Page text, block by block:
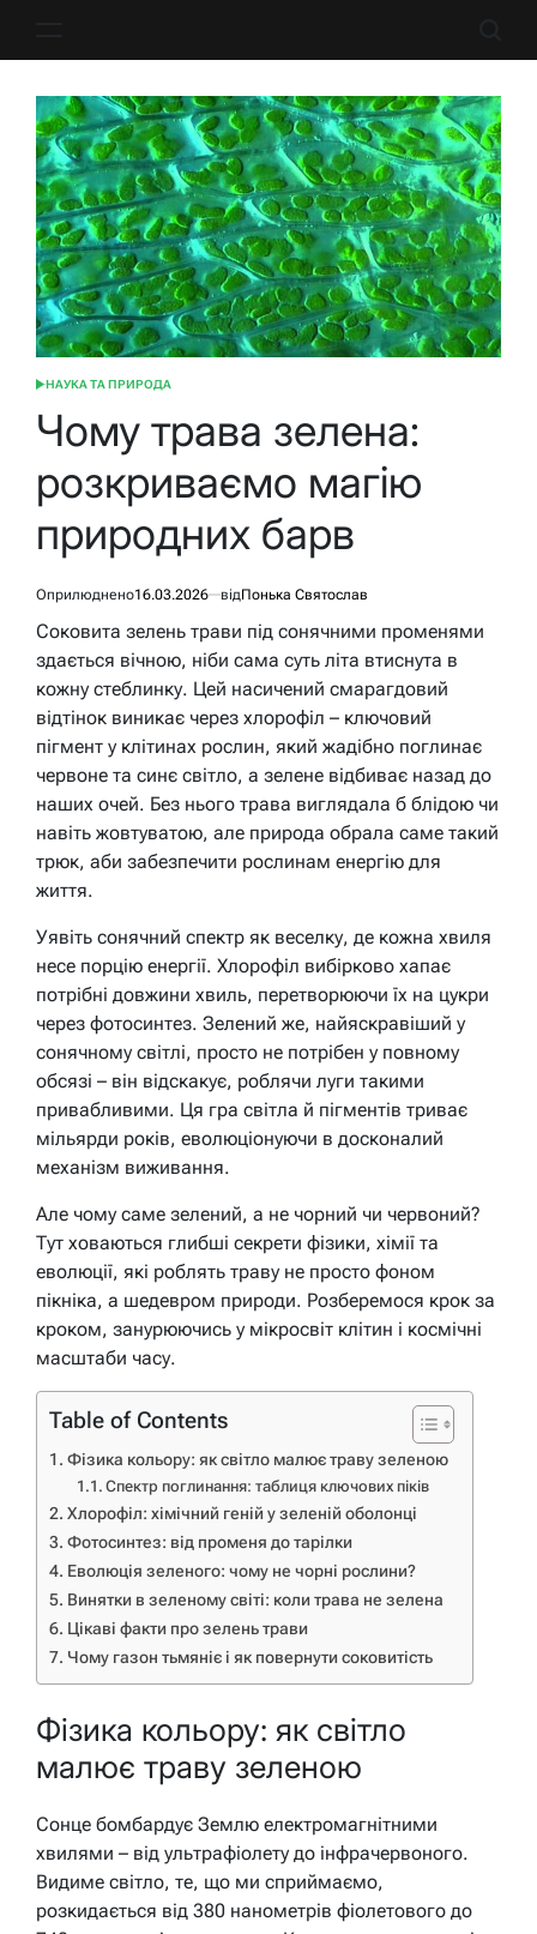
ОПУБЛІКУВАТИ
НАУКА ТА ПРИРОДА
Чому трава зелена:
розкриваємо магію
природних барв
Оприлюднено16.03.2026 відПонька Святослав
Соковита зелень трави під сонячними променями
здається вічною, ніби сама суть літа втиснута в
кожну стеблинку. Цей насичений смарагдовий
відтінок виникає через хлорофіл – ключовий
пігмент у клітинах рослин, який жадібно поглинає
червоне та синє світло, а зелене відбиває назад до
наших очей. Без нього трава виглядала б блідою чи
навіть жовтуватою, але природа обрала саме такий
трюк, аби забезпечити рослинам енергію для
життя.
Уявіть сонячний спектр як веселку, де кожна хвиля
несе порцію енергії. Хлорофіл вибірково хапає
потрібні довжини хвиль, перетворюючи їх на цукри
через фотосинтез. Зелений же, найяскравіший у
сонячному світлі, просто не потрібен у повному
обсязі – він відскакує, роблячи луги такими
привабливими. Ця гра світла й пігментів триває
мільярди років, еволюціонуючи в досконалий
механізм виживання.
Але чому саме зелений, а не чорний чи червоний?
Тут ховаються глибші секрети фізики, хімії та
еволюції, які роблять траву не просто фоном
пікніка, а шедевром природи. Розберемося крок за
кроком, занурюючись у мікросвіт клітин і космічні
масштаби часу.
Table of Contents
Фізика кольору: як світло малює траву зеленою
Спектр поглинання: таблиця ключових піків
Хлорофіл: хімічний геній у зеленій оболонці
Фотосинтез: від променя до тарілки
Еволюція зеленого: чому не чорні рослини?
Винятки в зеленому світі: коли трава не зелена
Цікаві факти про зелень трави
Чому газон тьмяніє і як повернути соковитість
Фізика кольору: як світло
малює траву зеленою
Сонце бомбардує Землю електромагнітними
хвилями – від ультрафіолету до інфрачервоного.
Видиме світло, те, що ми сприймаємо,
розкидається від 380 нанометрів фіолетового до